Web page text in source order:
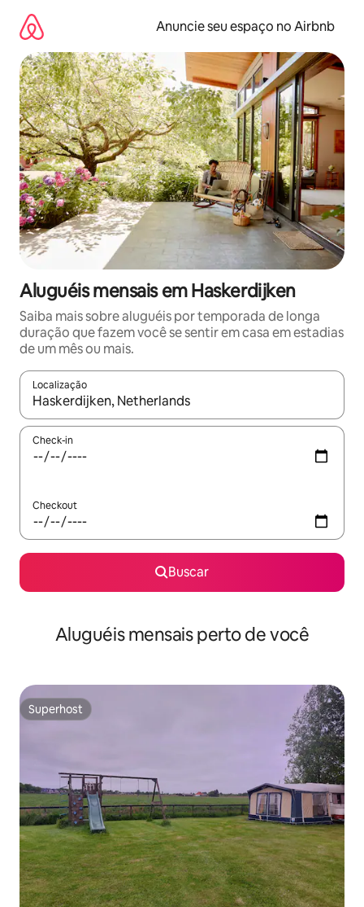
para
conteúdo
Anuncie seu espaço no Airbnb
Aluguéis mensais em Haskerdijken
Saiba mais sobre aluguéis por temporada de longa
duração que fazem você se sentir em casa em estadias
de um mês ou mais.
Localização
Quando os resultados estiverem disponíveis, explore-os
Check-in
Checkout
Buscar
Aluguéis mensais perto de você
Superhost
Superhost